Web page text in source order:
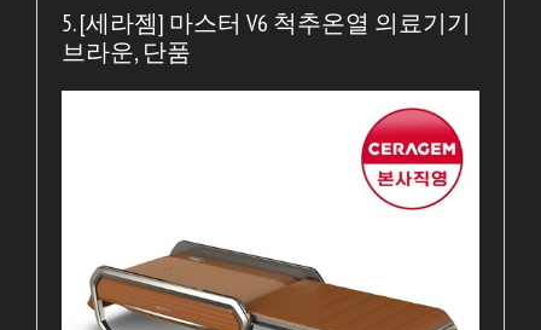
5. [세라젬] 마스터 V6 척추온열 의료기기
브라운, 단품